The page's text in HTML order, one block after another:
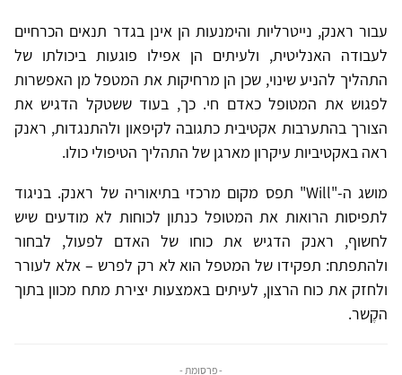
עבור ראנק, נייטרליות והימנעות הן אינן בגדר תנאים הכרחיים
לעבודה האנליטית, ולעיתים הן אפילו פוגעות ביכולתו של
התהליך להניע שינוי, שכן הן מרחיקות את המטפל מן האפשרות
לפגוש את המטופל כאדם חי. כך, בעוד ששטקל הדגיש את
הצורך בהתערבות אקטיבית כתגובה לקיפאון ולהתנגדות, ראנק
ראה באקטיביות עיקרון מארגן של התהליך הטיפולי כולו.
מושג ה-"Will" תפס מקום מרכזי בתיאוריה של ראנק. בניגוד
לתפיסות הרואות את המטופל כנתון לכוחות לא מודעים שיש
לחשוף, ראנק הדגיש את כוחו של האדם לפעול, לבחור
ולהתפתח: תפקידו של המטפל הוא לא רק לפרש – אלא לעורר
ולחזק את כוח הרצון, לעיתים באמצעות יצירת מתח מכוון בתוך
הקֶשר.
- פרסומת -